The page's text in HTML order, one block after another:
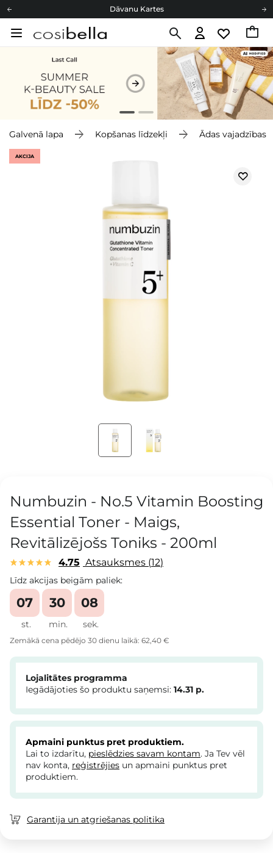
Dāvanu Kartes
Cosibella lojalitātes programma
Galvenā lapa Kopšanas līdzekļi Ādas vajadzības
AKCIJA
Numbuzin - No.5 Vitamin Boosting
Essential Toner - Maigs,
Revitālizējošs Toniks - 200ml
4.75 Atsauksmes 12
Līdz akcijas beigām paliek:
st.
07
min.
30
sek.
08
Zemākā cena pēdējo 30 dienu laikā: 62,40 €
Lojalitātes programma
Iegādājoties šo produktu saņemsi: 14.31 p.
Apmaini punktus pret produktiem.
Lai to izdarītu, pieslēdzies savam kontam. Ja Tev vēl
nav konta, reģistrējies un apmaini punktus pret
produktiem.
Garantija un atgriešanas politika